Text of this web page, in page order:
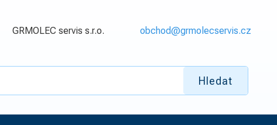
GRMOLEC servis s.r.o. obchod@grmolecservis.cz
Hledat